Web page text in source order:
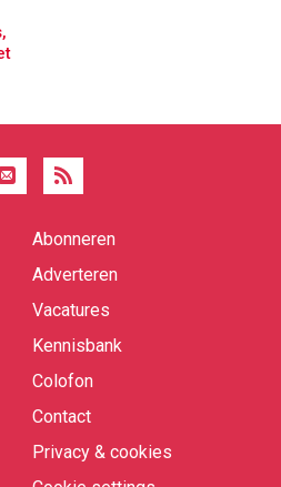
Abonneren
Adverteren
Vacatures
Kennisbank
Colofon
Contact
Privacy & cookies